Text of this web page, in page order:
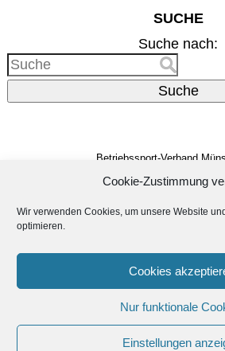
Cookie-Zustimmung
Wir verwenden Cookies, um unsere Website
optimieren.
Cookies
Nur funktionale
Einstellungen
SUCHE
Suche nach:
Suche
Betriebssport-Verband
48159 Münster
E-Mail: info@bsv-